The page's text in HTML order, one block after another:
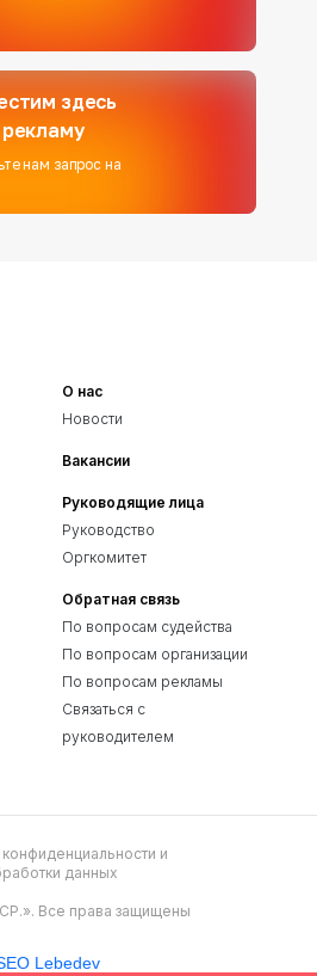
здесь
нам запрос на
О нас
Новости
Вакансии
Руководящие лица
Руководство
Оргкомитет
Обратная связь
По вопросам судейства
По вопросам организации
По вопросам рекламы
Связаться с
руководителем
конфиденциальности и
данных
Все права защищены
Lebedev